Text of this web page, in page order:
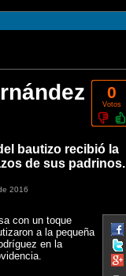
0
Votos
bautizo recibió la
de sus padrinos.
2016
con un toque
a la pequeña
en la